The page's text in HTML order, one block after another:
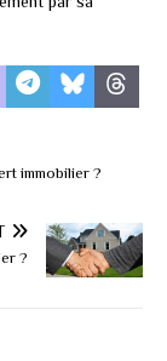
immobilier ?
?